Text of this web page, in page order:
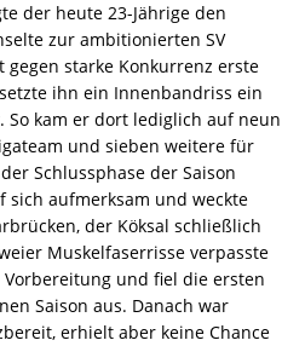
der heute 23-Jährige den
zur ambitionierten SV
gegen starke Konkurrenz erste
ihn ein Innenbandriss ein
So kam er dort lediglich auf neun
und sieben weitere für
Schlussphase der Saison
sich aufmerksam und weckte
der Köksal schließlich
Muskelfaserrisse verpasste
Vorbereitung und fiel die ersten
Saison aus. Danach war
erhielt aber keine Chance